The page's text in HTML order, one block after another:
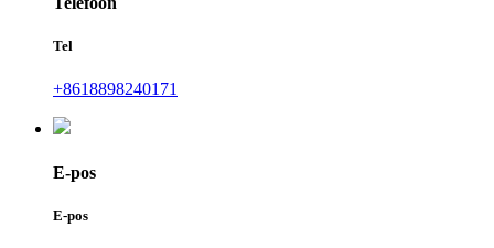
Tel
+8618898240171
E-pos
E-pos